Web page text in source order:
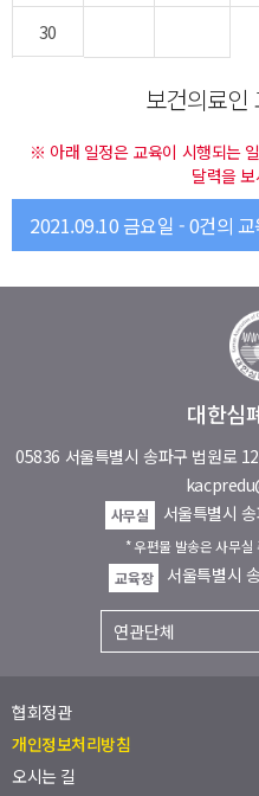
30
보건의료인
※ 아래 일정은 교육이 시행되는
달력을
2021.09.10 금요일 - 0건의
대한심
05836 서울특별시 송파구 법원로
사무실 서울특별시
* 우편물 발송은 사무
교육장
서울특별시
협회정관
개인정보처리방침
오시는 길